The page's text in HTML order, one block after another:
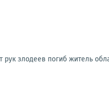
злодеев погиб житель